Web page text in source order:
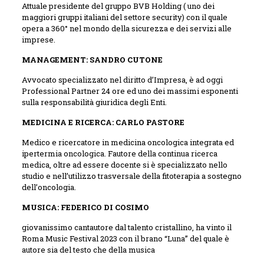
Attuale presidente del gruppo BVB Holding ( uno dei
maggiori gruppi italiani del settore security) con il quale
opera a 360° nel mondo della sicurezza e dei servizi alle
imprese.
MANAGEMENT: SANDRO CUTONE
Avvocato specializzato nel diritto d’Impresa, è ad oggi
Professional Partner 24 ore ed uno dei massimi esponenti
sulla responsabilità giuridica degli Enti.
MEDICINA E RICERCA: CARLO PASTORE
Medico e ricercatore in medicina oncologica integrata ed
ipertermia oncologica. Fautore della continua ricerca
medica, oltre ad essere docente si è specializzato nello
studio e nell’utilizzo trasversale della fitoterapia a sostegno
dell’oncologia.
MUSICA: FEDERICO DI COSIMO
giovanissimo cantautore dal talento cristallino, ha vinto il
Roma Music Festival 2023 con il brano “Luna” del quale è
autore sia del testo che della musica